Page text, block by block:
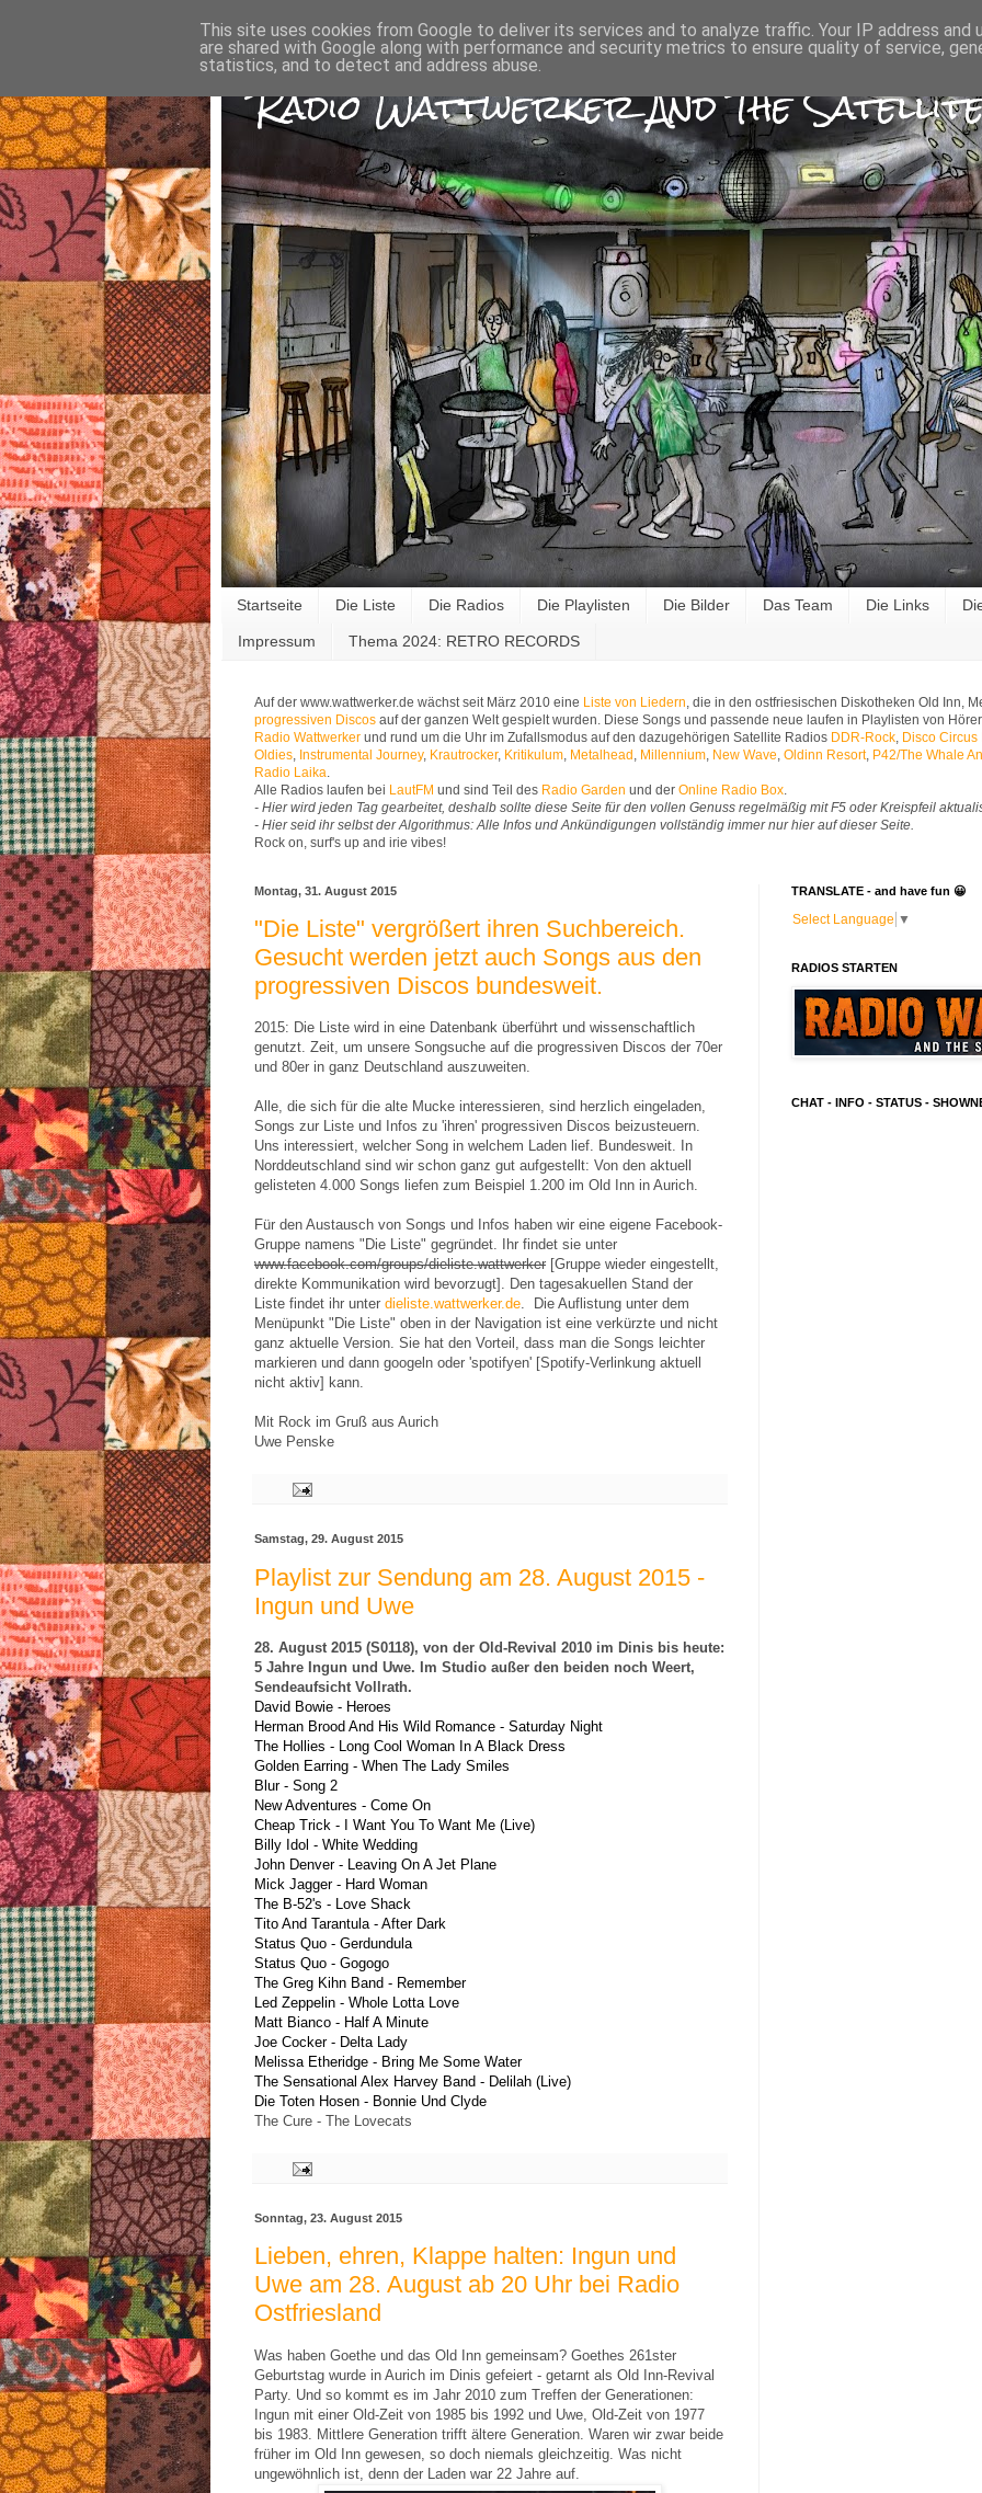
Radio Wattwerker And The
Startseite Die Liste Die Radios Die Playlisten Die Bilder Das Team Die Links
Impressum Thema 2024: RETRO RECORDS
Auf der www.wattwerker.de wächst seit März 2010 eine Liste von Liedern , die in den ostfriesischen Diskotheken Old Inn,
progressiven Discos auf der ganzen Welt gespielt wurden. Diese Songs und passende neue laufen in Playlisten von
Radio Wattwerker und rund um die Uhr im Zufallsmodus auf den dazugehörigen Satellite Radios DDR-Rock Disco Circus
Oldies Instrumental Journey, Krautrocker, Kritikulum Metalhead Millennium New Wave Oldinn Resort, P42/The Whale
Radio Laika
Alle Radios laufen bei LautFM und sind Teil des Radio Garden und der Online Radio Box
- Hier wird jeden Tag gearbeitet, deshalb sollte diese Seite für den vollen Genuss regelmäßig mit F5 oder Kreispfeil
- Hier seid ihr selbst der Algorithmus: Alle Infos und Ankündigungen vollständig immer nur hier auf dieser Seite.
Rock on, surf's up and irie vibes!
Montag, 31. August 2015
"Die Liste" vergrößert ihren Suchbereich.
Gesucht werden jetzt auch Songs aus den
progressiven Discos bundesweit.
2015: Die Liste wird in eine Datenbank überführt und wissenschaftlich
genutzt. Zeit, um unsere Songsuche auf die progressiven Discos der 70er
und 80er in ganz Deutschland auszuweiten.
Alle, die sich für die alte Mucke interessieren, sind herzlich eingeladen,
Songs zur Liste und Infos zu 'ihren' progressiven Discos beizusteuern.
Uns interessiert, welcher Song in welchem Laden lief. Bundesweit. In
Norddeutschland sind wir schon ganz gut aufgestellt: Von den aktuell
gelisteten 4.000 Songs liefen zum Beispiel 1.200 im Old Inn in Aurich.
Für den Austausch von Songs und Infos haben wir eine eigene Facebook-
Gruppe namens "Die Liste" gegründet. Ihr findet sie unter
www.facebook.com/groups/dieliste.wattwerker [Gruppe wieder eingestellt,
direkte Kommunikation wird bevorzugt]. Den tagesakuellen Stand der
Liste findet ihr unter dieliste.wattwerker.de. Die Auflistung unter dem
Menüpunkt "Die Liste" oben in der Navigation ist eine verkürzte und nicht
ganz aktuelle Version. Sie hat den Vorteil, dass man die Songs leichter
markieren und dann googeln oder 'spotifyen' [Spotify-Verlinkung aktuell
nicht aktiv] kann.
Mit Rock im Gruß aus Aurich
Uwe Penske
Samstag, 29. August 2015
Playlist zur Sendung am 28. August 2015 -
Ingun und Uwe
28. August 2015 (S0118), von der Old-Revival 2010 im Dinis bis heute:
5 Jahre Ingun und Uwe. Im Studio außer den beiden noch Weert,
Sendeaufsicht Vollrath.
David Bowie - Heroes
Herman Brood And His Wild Romance - Saturday Night
The Hollies - Long Cool Woman In A Black Dress
Golden Earring - When The Lady Smiles
Blur - Song 2
New Adventures - Come On
Cheap Trick - I Want You To Want Me (Live)
Billy Idol - White Wedding
John Denver - Leaving On A Jet Plane
Mick Jagger - Hard Woman
The B-52's - Love Shack
Tito And Tarantula - After Dark
Status Quo - Gerdundula
Status Quo - Gogogo
The Greg Kihn Band - Remember
Led Zeppelin - Whole Lotta Love
Matt Bianco - Half A Minute
Joe Cocker - Delta Lady
Melissa Etheridge - Bring Me Some Water
The Sensational Alex Harvey Band - Delilah (Live)
Die Toten Hosen - Bonnie Und Clyde
The Cure - The Lovecats
Sonntag, 23. August 2015
Lieben, ehren, Klappe halten: Ingun und
Uwe am 28. August ab 20 Uhr bei Radio
Ostfriesland
Was haben Goethe und das Old Inn gemeinsam? Goethes 261ster
Geburtstag wurde in Aurich im Dinis gefeiert - getarnt als Old Inn-Revival
Party. Und so kommt es im Jahr 2010 zum Treffen der Generationen:
Ingun mit einer Old-Zeit von 1985 bis 1992 und Uwe, Old-Zeit von 1977
bis 1983. Mittlere Generation trifft ältere Generation. Waren wir zwar beide
früher im Old Inn gewesen, so doch niemals gleichzeitig. Was nicht
ungewöhnlich ist, denn der Laden war 22 Jahre auf.
TRANSLATE - and have fun 😀
Select Language ▼
RADIOS STARTEN
CHAT - INFO - STATUS -
This site uses cookies from Google to deliver its services and to analyze traffic. Your IP address and
are shared with Google along with performance and security metrics to ensure quality of service,
statistics, and to detect and address abuse.